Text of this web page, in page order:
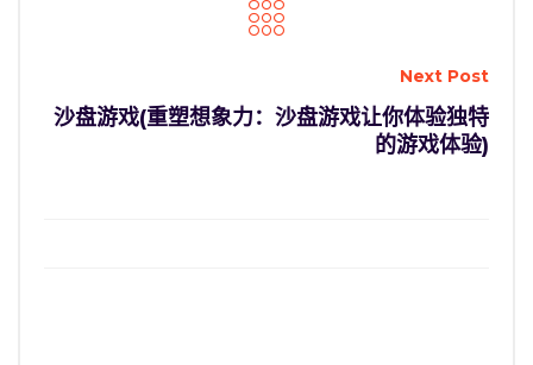
Next Post
沙盘游戏(重塑想象力：沙盘游戏让你体验独特
的游戏体验)